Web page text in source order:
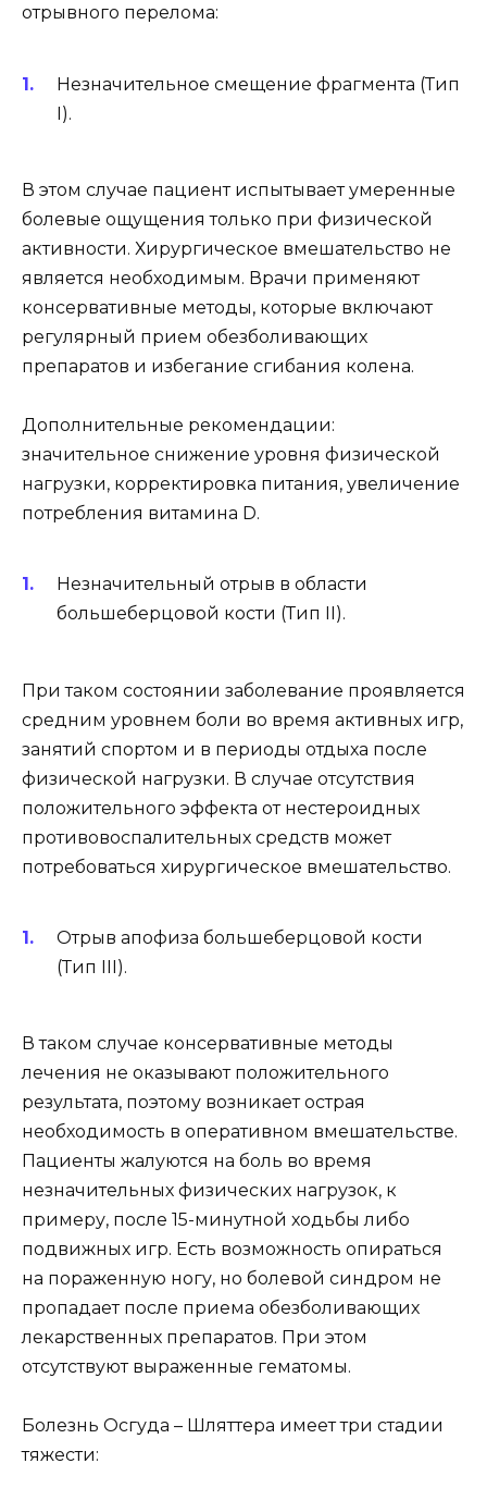
отрывного перелома:
Незначительное смещение фрагмента (Тип
I).
В этом случае пациент испытывает умеренные
болевые ощущения только при физической
активности. Хирургическое вмешательство не
является необходимым. Врачи применяют
консервативные методы, которые включают
регулярный прием обезболивающих
препаратов и избегание сгибания колена.
Дополнительные рекомендации:
значительное снижение уровня физической
нагрузки, корректировка питания, увеличение
потребления витамина D.
Незначительный отрыв в области
большеберцовой кости (Тип II).
При таком состоянии заболевание проявляется
средним уровнем боли во время активных игр,
занятий спортом и в периоды отдыха после
физической нагрузки. В случае отсутствия
положительного эффекта от нестероидных
противовоспалительных средств может
потребоваться хирургическое вмешательство.
Отрыв апофиза большеберцовой кости
(Тип III).
В таком случае консервативные методы
лечения не оказывают положительного
результата, поэтому возникает острая
необходимость в оперативном вмешательстве.
Пациенты жалуются на боль во время
незначительных физических нагрузок, к
примеру, после 15-минутной ходьбы либо
подвижных игр. Есть возможность опираться
на пораженную ногу, но болевой синдром не
пропадает после приема обезболивающих
лекарственных препаратов. При этом
отсутствуют выраженные гематомы.
Болезнь Осгуда – Шляттера имеет три стадии
тяжести: